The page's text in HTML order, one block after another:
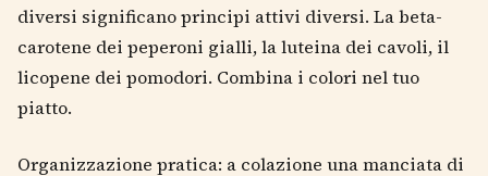
diversi significano principi attivi diversi. La beta-
carotene dei peperoni gialli, la luteina dei cavoli, il
licopene dei pomodori. Combina i colori nel tuo
piatto.
Organizzazione pratica: a colazione una manciata di